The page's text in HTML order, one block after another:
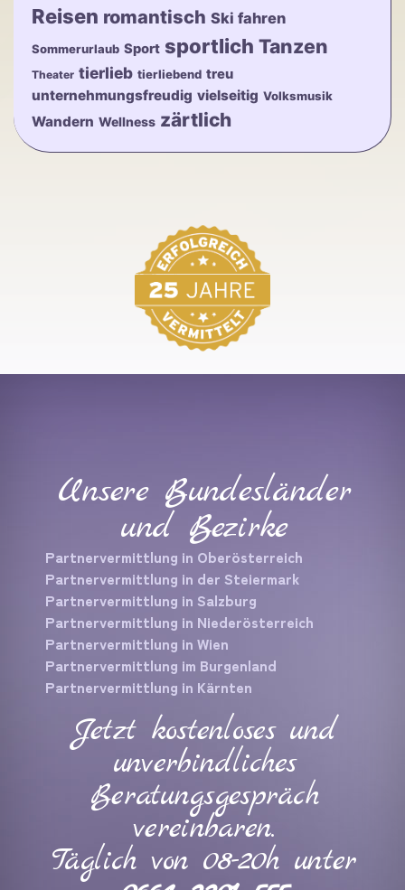
Reisen romantisch Ski fahren
Sommerurlaub Sport sportlich Tanzen
Theater tierlieb tierliebend treu
unternehmungsfreudig vielseitig Volksmusik
Wandern Wellness zärtlich
Unsere Bundesländer
und Bezirke
Partnervermittlung in Oberösterreich
Partnervermittlung in der Steiermark
Partnervermittlung in Salzburg
Partnervermittlung in Niederösterreich
Partnervermittlung in Wien
Partnervermittlung im Burgenland
Partnervermittlung in Kärnten
Jetzt kostenloses und
unverbindliches
Beratungsgespräch
vereinbaren.
Täglich von 08-20h unter